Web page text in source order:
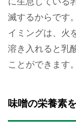
に生息している
滅するからです
イミングは、火
溶き入れると乳
ことができます。
味噌の栄養素